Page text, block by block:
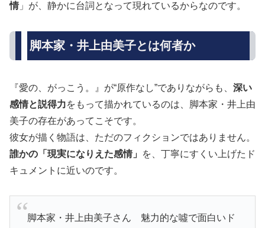
情」が、静かに台詞となって現れているからなのです。
脚本家・井上由美子とは何者か
『愛の、がっこう。』が“原作なし”でありながらも、 深い
感情と説得力をもって描かれているのは、脚本家・井上由
美子の存在があってこそです。
彼女が描く物語は、ただのフィクションではありません。
誰かの「現実になりえた感情」
を、丁寧にすくい上げたド
キュメントに近いのです。
脚本家・井上由美子さん 魅力的な噓で面白いド